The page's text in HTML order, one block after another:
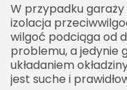
W przypadku
izolacja
wilgoć podciąga od
problemu, a jedynie
układaniem
jest suche i